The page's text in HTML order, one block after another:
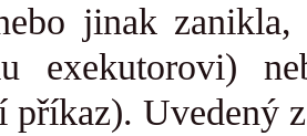
jinak
exekutorovi)
příkaz). Uvedený